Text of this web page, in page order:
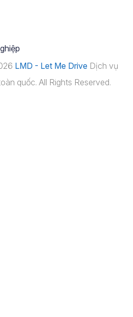
LMD - Let Me Drive Dịch vụ
quốc. All Rights Reserved.